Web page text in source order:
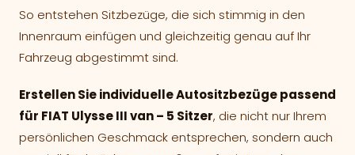
So entstehen Sitzbezüge, die sich stimmig in den
Innenraum einfügen und gleichzeitig genau auf Ihr
Fahrzeug abgestimmt sind.
Erstellen Sie individuelle Autositzbezüge passend
für FIAT Ulysse III van – 5 Sitzer, die nicht nur Ihrem
persönlichen Geschmack entsprechen, sondern auch